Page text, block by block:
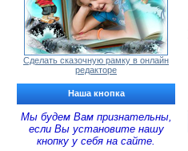
Сделать сказочную рамку в онлайн
редакторе
Наша кнопка
Мы будем Вам признательны,
если Вы установите нашу
кнопку у себя на сайте.